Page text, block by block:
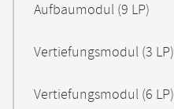
Aufbaumodul (9 LP)
Vertiefungsmodul (3 LP)
Vertiefungsmodul (6 LP)